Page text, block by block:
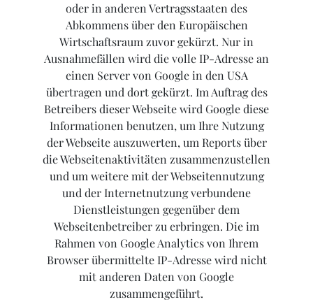
oder in anderen Vertragsstaaten des
Abkommens über den Europäischen
Wirtschaftsraum zuvor gekürzt. Nur in
Ausnahmefällen wird die volle IP-Adresse an
einen Server von Google in den USA
übertragen und dort gekürzt. Im Auftrag des
Betreibers dieser Webseite wird Google diese
Informationen benutzen, um Ihre Nutzung
der Webseite auszuwerten, um Reports über
die Webseitenaktivitäten zusammenzustellen
und um weitere mit der Webseitennutzung
und der Internetnutzung verbundene
Dienstleistungen gegenüber dem
Webseitenbetreiber zu erbringen. Die im
Rahmen von Google Analytics von Ihrem
Browser übermittelte IP-Adresse wird nicht
mit anderen Daten von Google
zusammengeführt.